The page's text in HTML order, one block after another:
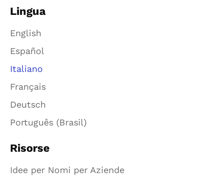
Lingua
English
Español
Italiano
Français
Deutsch
Português (Brasil)
Risorse
Idee per Nomi per Aziende